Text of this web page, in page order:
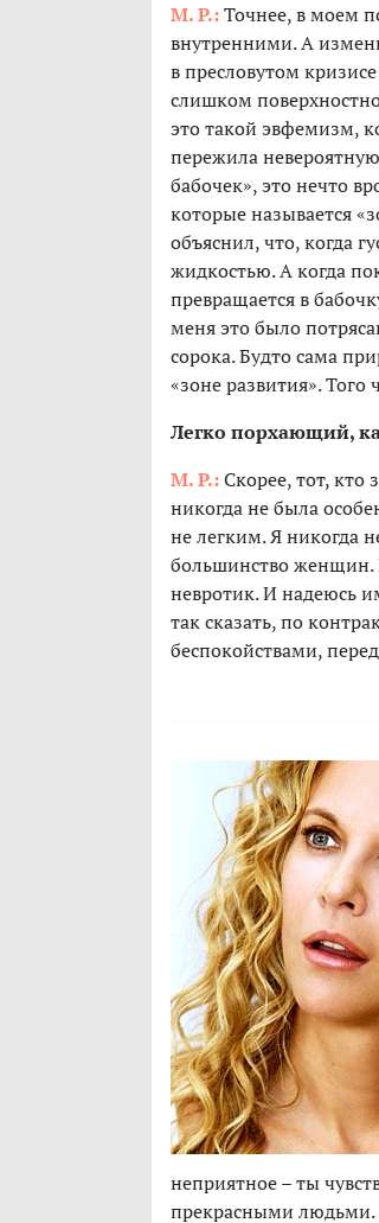
М. Р.:Точнее, в моем
внутренними. А
в пресловутом
слишком
это такой эвфемизм,
пережила
бабочек», это нечто
которые называется
объяснил, что, когда
жидкостью. А когда
превращается в
меня это было
сорока. Будто сама
«зоне развития».
Легко порхающий,
М. Р.:Скорее, тот, кто
никогда не была
не легким. Я никогда
большинство женщин.
невротик. И надеюсь
так сказать, по
беспокойствами,
неприятное – ты
прекрасными людьми.